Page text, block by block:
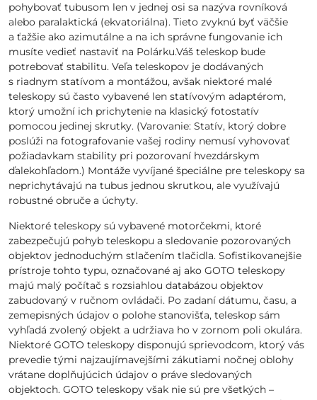
pohybovať tubusom len v jednej osi sa nazýva rovníková
alebo paralaktická (ekvatoriálna). Tieto zvyknú byť väčšie
a ťažšie ako azimutálne a na ich správne fungovanie ich
musíte vedieť nastaviť na Polárku.Váš teleskop bude
potrebovať stabilitu. Veľa teleskopov je dodávaných
s riadnym statívom a montážou, avšak niektoré malé
teleskopy sú často vybavené len statívovým adaptérom,
ktorý umožní ich prichytenie na klasický fotostatív
pomocou jedinej skrutky. (Varovanie: Statív, ktorý dobre
poslúži na fotografovanie vašej rodiny nemusí vyhovovať
požiadavkam stability pri pozorovaní hvezdárskym
ďalekohľadom.) Montáže vyvíjané špeciálne pre teleskopy sa
neprichytávajú na tubus jednou skrutkou, ale využívajú
robustné obruče a úchyty.
Niektoré teleskopy sú vybavené motorčekmi, ktoré
zabezpečujú pohyb teleskopu a sledovanie pozorovaných
objektov jednoduchým stlačením tlačidla. Sofistikovanejšie
prístroje tohto typu, označované aj ako GOTO teleskopy
majú malý počítač s rozsiahlou databázou objektov
zabudovaný v ručnom ovládači. Po zadaní dátumu, času, a
zemepisných údajov o polohe stanovišťa, teleskop sám
vyhľadá zvolený objekt a udržiava ho v zornom poli okulára.
Niektoré GOTO teleskopy disponujú sprievodcom, ktorý vás
prevedie tými najzaujímavejšími zákutiami nočnej oblohy
vrátane doplňujúcich údajov o práve sledovaných
objektoch. GOTO teleskopy však nie sú pre všetkých –